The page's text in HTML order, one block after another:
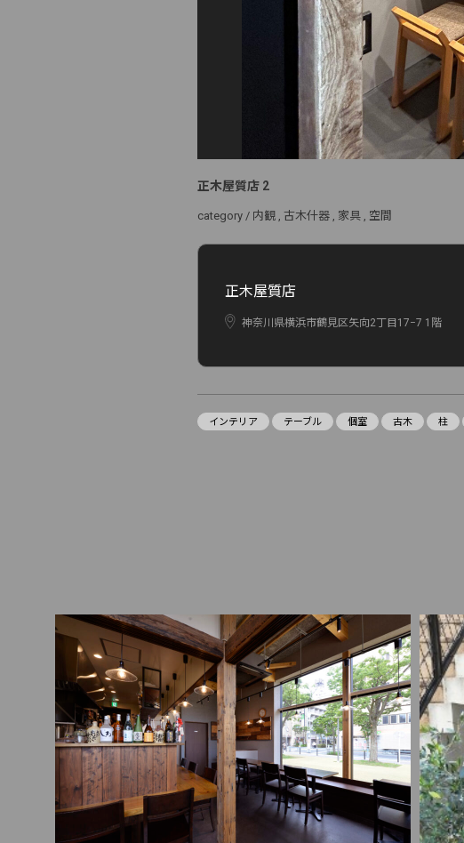
正木屋質店 2
category / 内観 古木什器 家具 空間
正木屋質店
神奈川県横浜市鶴見区矢向2丁目17−7 1階
インテリア テーブル 個室 古木 柱